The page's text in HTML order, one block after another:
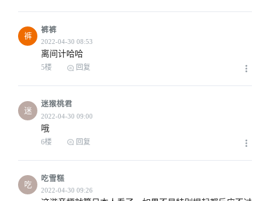
裤
裤裤
离间计哈哈
5楼 回复
迷
迷猴桃君
哦
6楼 回复
吃
吃雪糕